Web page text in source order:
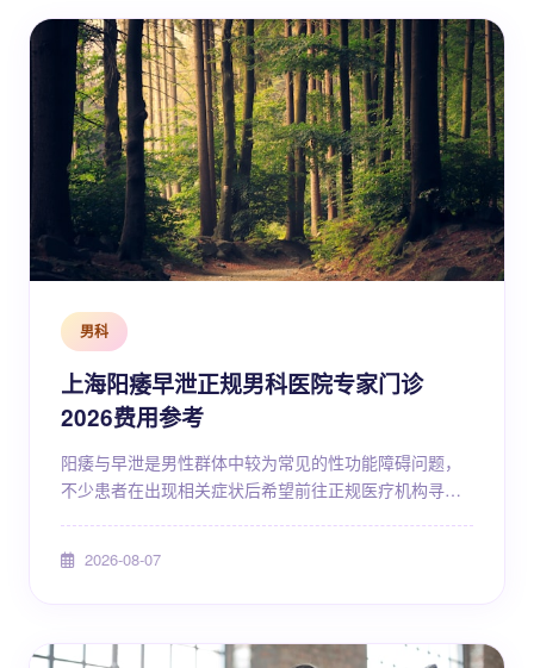
男科
上海阳痿早泄正规男科医院专家门诊
2026费用参考
阳痿与早泄是男性群体中较为常见的性功能障碍问题，
不少患者在出现相关症状后希望前往正规医疗机构寻求
为患者提供规范的专家门诊服务。本文将围绕阳痿早泄
系统介绍，帮助有需要的读者建立科学认知，合理规划
2026-08-07